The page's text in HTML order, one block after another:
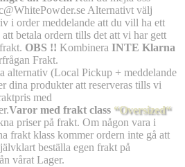
Alternativt välj
i order meddelande att du vill ha ett
betala ordern tills det att vi har gett
OBS !! Kombinera INTE Klarna
Frakt.
alternativ (Local Pickup + meddelande
dina produkter att reserveras tills vi
med
Varor med frakt class “Oversized“
priser på frakt. Om någon vara i
frakt klass kommer ordern inte gå att
beställa egen frakt på
vårat Lager.